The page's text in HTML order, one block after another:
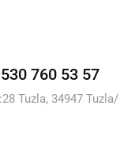
760 53 57
Tuzla, 34947 Tuzla/